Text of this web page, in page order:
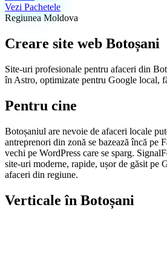
Creare Site Prezentare
Vezi Pachetele
Regiunea Moldova
Creare site web Botoșani
Site-uri profesionale pentru afaceri din
în Astro, optimizate pentru Google local,
Pentru cine
Botoșaniul are nevoie de afaceri locale
antreprenori din zonă se bazează încă pe
vechi pe WordPress care se sparg.
site-uri moderne, rapide, ușor de găsit pe
afaceri din regiune.
Verticale în Botoșani